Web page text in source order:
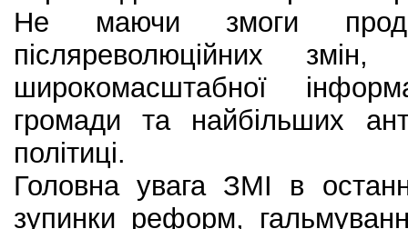
Не маючи змоги
післяреволюційних
широкомасштабної
громади та найбільших
політиці.
Головна увага ЗМІ в
зупинки реформ,